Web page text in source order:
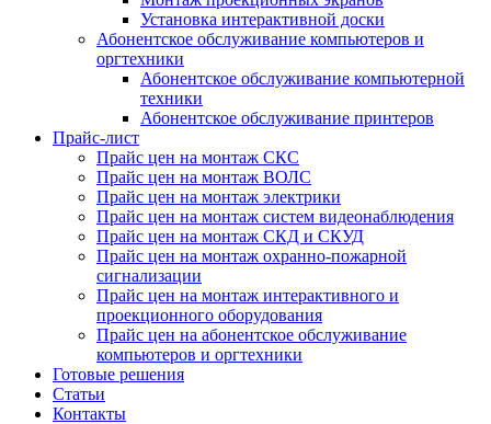
Установка интерактивной доски
Абонентское обслуживание компьютеров и
оргтехники
Абонентское обслуживание компьютерной
техники
Абонентское обслуживание принтеров
Прайс-лист
Прайс цен на монтаж СКС
Прайс цен на монтаж ВОЛС
Прайс цен на монтаж электрики
Прайс цен на монтаж систем видеонаблюдения
Прайс цен на монтаж СКД и СКУД
Прайс цен на монтаж охранно-пожарной
сигнализации
Прайс цен на монтаж интерактивного и
проекционного оборудования
Прайс цен на абонентское обслуживание
компьютеров и оргтехники
Готовые решения
Статьи
Контакты